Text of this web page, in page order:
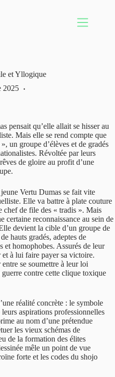
et Yllogique
2025
pensait qu’elle allait se hisser au
Mais elle se rend compte que
un groupe d’élèves et de gradés
Révoltée par leurs
de gloire au profit d’une
Vertu Dumas se fait vite
Elle va battre à plate couture
de file des « tradis ». Mais
reconnaissance au sein de
devient la cible d’un groupe de
hauts gradés, adeptes de
et homophobes. Assurés de leur
à lui faire payer sa victoire.
se soumettre à leur loi
contre cette clique toxique
réalité concrète : le symbole
aspirations professionnelles
au nom d’une prétendue
les vieux schémas de
de la formation des élites
mêle un point de vue
forte et les codes du shojo